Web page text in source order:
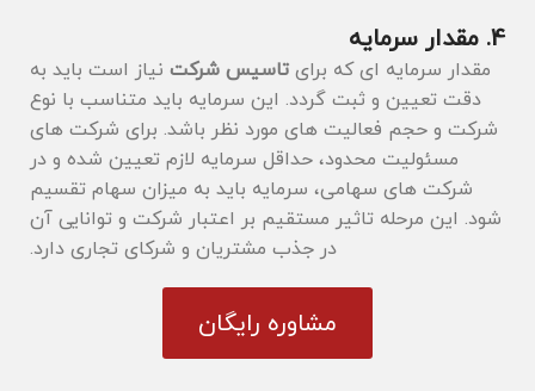
4. مقدار سرمایه
مقدار سرمایه ‌ای که برایتاسیس شرکت نیاز است باید به
دقت تعیین و ثبت گردد. این سرمایه باید متناسب با نوع
شرکت و حجم فعالیت ‌های مورد نظر باشد. برای شرکت ‌های
مسئولیت محدود، حداقل سرمایه لازم تعیین شده و در
شرکت ‌های سهامی، سرمایه باید به میزان سهام تقسیم
شود. این مرحله تاثیر مستقیم بر اعتبار شرکت و توانایی آن
در جذب مشتریان و شرکای تجاری دارد.
مشاوره رایگان